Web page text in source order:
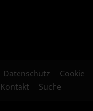
Datenschutz
Cookie
Kontakt Suche